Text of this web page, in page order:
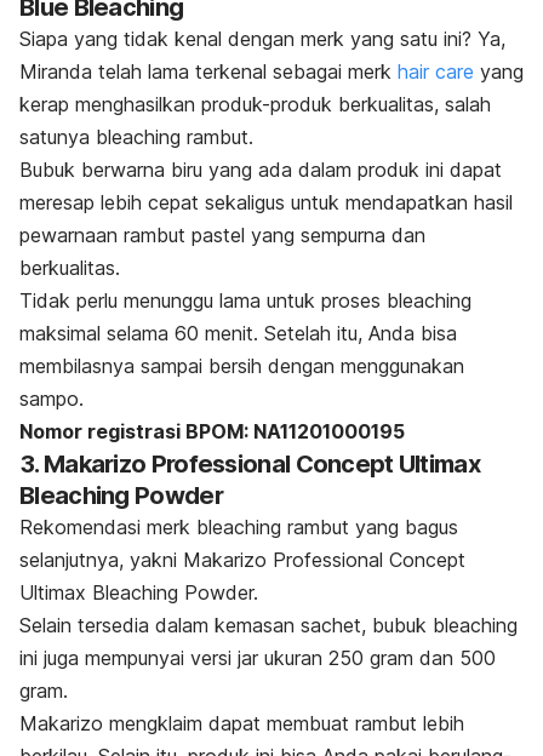
Blue Bleaching
Siapa yang tidak kenal dengan merk yang satu ini? Ya,
Miranda telah lama terkenal sebagai merk hair care yang
kerap menghasilkan produk-produk berkualitas, salah
satunya bleaching rambut.
Bubuk berwarna biru yang ada dalam produk ini dapat
meresap lebih cepat sekaligus untuk mendapatkan hasil
pewarnaan rambut pastel yang sempurna dan
berkualitas.
Tidak perlu menunggu lama untuk proses bleaching
maksimal selama 60 menit. Setelah itu, Anda bisa
membilasnya sampai bersih dengan menggunakan
sampo.
Nomor registrasi BPOM: NA11201000195
3. Makarizo Professional Concept Ultimax
Bleaching Powder
Rekomendasi merk bleaching rambut yang bagus
selanjutnya, yakni Makarizo Professional Concept
Ultimax Bleaching Powder.
Selain tersedia dalam kemasan sachet, bubuk bleaching
ini juga mempunyai versi jar ukuran 250 gram dan 500
gram.
Makarizo mengklaim dapat membuat rambut lebih